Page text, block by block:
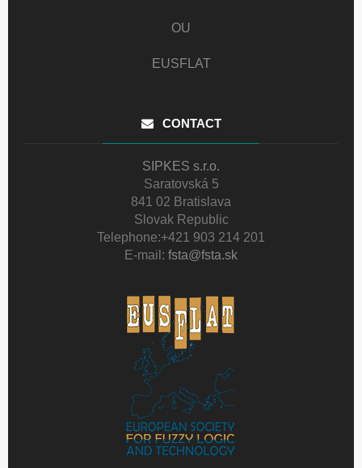
OU
EUSFLAT
CONTACT
SIPKES s.r.o.
Saratovská 5
841 02 Bratislava
Slovak Republic
Telephone:+421 903 214 201
E-mail: fsta@fsta.sk